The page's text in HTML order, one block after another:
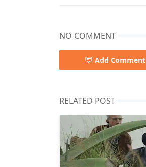
NO COMMENT
Add Comment
RELATED POST